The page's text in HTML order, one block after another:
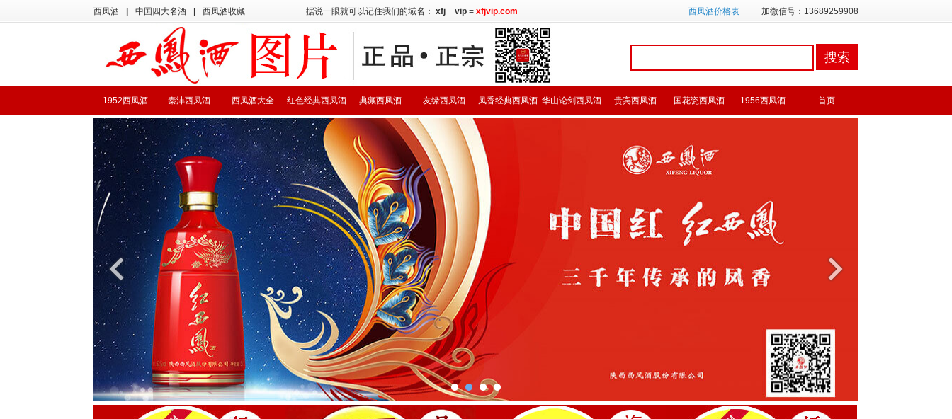
西凤酒 中国四大名酒 西凤酒收藏 据说一眼就可以记住我们的域名： xfj + vip = xfjvip.com 西凤酒价格表 加微信号：13689259908
首页
1956西凤酒
国花瓷西凤酒
贵宾西凤酒
华山论剑西凤酒
凤香经典西凤酒
友缘西凤酒
典藏西凤酒
红色经典西凤酒
西凤酒大全
秦沣西凤酒
1952西凤酒